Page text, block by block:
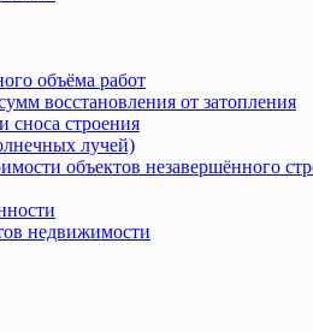
объёма работ
восстановления от затопления
сноса строения
лучей)
объектов незавершённого
недвижимости